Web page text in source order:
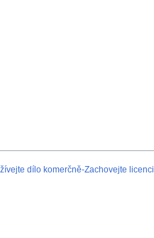
dílo komerčně-Zachovejte licenci